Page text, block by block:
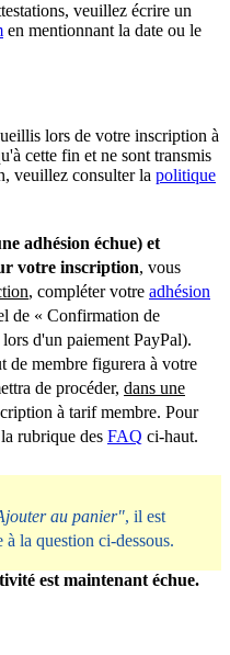
veuillez écrire un
en mentionnant la date ou le
lors de votre inscription à
cette fin et ne sont transmis
veuillez consulter la politique
adhésion échue) et
votre inscription, vous
, compléter votre adhésion
de « Confirmation de
d'un paiement PayPal).
de membre figurera à votre
de procéder, dans une
à tarif membre. Pour
rubrique des FAQ ci-haut.
au panier", il est
à la question ci-dessous.
est maintenant échue.